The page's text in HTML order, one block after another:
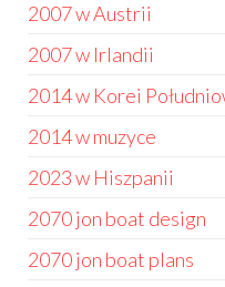
2007 w Austrii
2007 w Irlandii
2014 w Korei
2014 w muzyce
2023 w Hiszpanii
2070 jon boat design
2070 jon boat plans